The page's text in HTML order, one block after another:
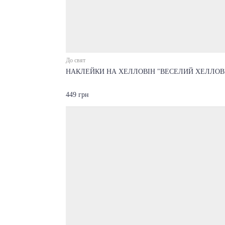
До свят
НАКЛЕЙКИ НА ХЕЛЛОВІН "ВЕСЕЛИЙ
449 грн